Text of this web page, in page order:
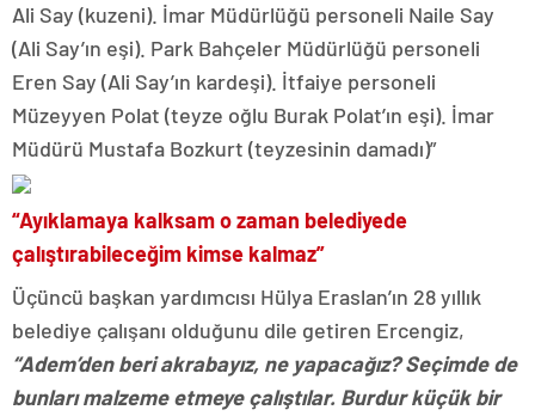
Ali Say (kuzeni). İmar Müdürlüğü personeli Naile Say
(Ali Say’ın eşi). Park Bahçeler Müdürlüğü personeli
Eren Say (Ali Say’ın kardeşi). İtfaiye personeli
Müzeyyen Polat (teyze oğlu Burak Polat’ın eşi). İmar
Müdürü Mustafa Bozkurt (teyzesinin damadı)”
“Ayıklamaya kalksam o zaman belediyede
çalıştırabileceğim kimse kalmaz”
Üçüncü başkan yardımcısı Hülya Eraslan’ın 28 yıllık
belediye çalışanı olduğunu dile getiren Ercengiz,
“Adem’den beri akrabayız, ne yapacağız? Seçimde de
bunları malzeme etmeye çalıştılar. Burdur küçük bir